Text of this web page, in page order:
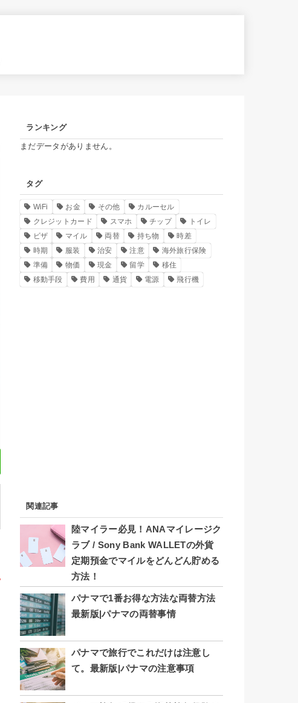
ランキング
まだデータがありません。
タグ
WiFi お金 その他
カルーセル
クレジットカード
スマホ チップ
トイレ
ビザ
マイル 両替 持ち物
時差
時期
服装 治安 注意
海外旅行保険
準備
物価 現金 留学
移住
移動手段
費用 通貨 電源 飛行機
関連記事
陸マイラー必見！ANAマイレージク
ラブ / Sony Bank WALLETの外貨
定期預金でマイルをどんどん貯める
方法！
パナマで1番お得な方法な両替方法
最新版|パナマの両替事情
パナマで旅行でこれだけは注意し
て。最新版|パナマの注意事項